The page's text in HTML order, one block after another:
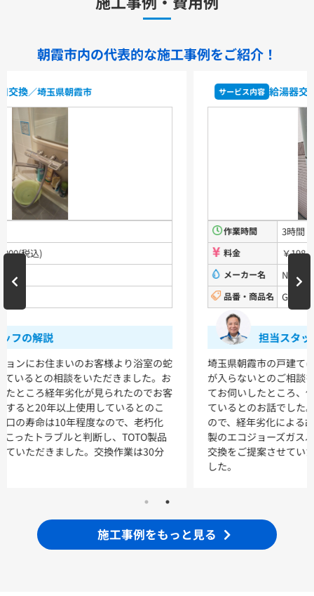
TKS05301J TKS05311J
TKS05310J
洗面化粧台用水栓金具
TLN32TEFRZ
TLHG31AEFR
TLHG30EGR TLHG30EGZ
TLS05301J TLS05301Z TLG05301J
TLG05301Z
TLC32ER
洗濯機用水栓金具
TW11R
浴室用水栓金具
TBV03423J1 TBV03423Z1
洗面化粧台
VシリーズLMPB060A1GDC1G+LDPB060BAGEN2
VシリーズLMPB075A1GDC1G+LDPB075BAGEN2
VシリーズLMPB075A3GDC1G+LDPB075BAGEN2
VシリーズLMPB075B1GDC1G+LDPB075BAGEN2
浴室
シンラ サザナ
キッチン
朝霞市内の代表的な施工事例をご紹介！
サービス内容 給湯器交換
埼玉県朝霞市の戸建てにお住いのお客様より、給湯器の電源
が入らないとのご相談をいただきました。ご使用状況につい
てお伺いしたところ、使い始めてから13～14年ほど経過し
ているとのお話でした。給湯器の寿命は10～15年程度です
ので、経年劣化による故障であると判明しました。ノーリツ
製のエコジョーズガスふろ給湯器（GT-C2462SAWX）への
交換をご提案させていただき、3時間で作業を完了いたしま
施工事例をもっと見る